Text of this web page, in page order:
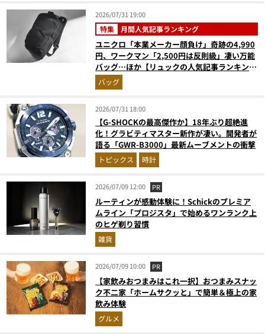
2026/07/31 19:00
特集 月間人気記事ランキング
ユニクロ「本業メーカー顔負け」奇跡の4,990
円、ワークマン「2,500円は反則級」凄い万能
バッグ…ほか【リュックの人気記事ランキング
ベスト3】（2026年6月版）
バッグ
2026/07/31 18:00
【G-SHOCKの最高傑作か】18年ぶり超絶進
化！グラビティマスター新作が凄い。開発者が
語る「GWR-B3000」最新ムーブメントの衝撃
トピックス 時計
2026/07/09 12:00 PR
ルーティンが感動体験に！Schickのプレミア
ムライン「プロジスタ」で始めるワンランク上
のヒゲ剃り習慣
雑貨
2026/07/09 10:00 PR
【家飲みおつまみはこれ一択】おつまみスナッ
ク不二家「ホームサクッと」で簡単＆極上の家
飲み体験
グルメ